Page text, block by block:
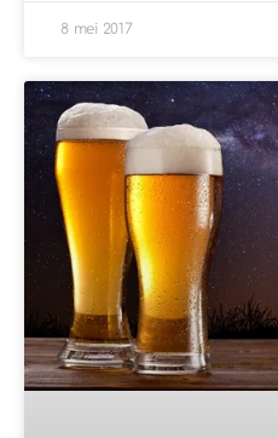
8 mei 2017